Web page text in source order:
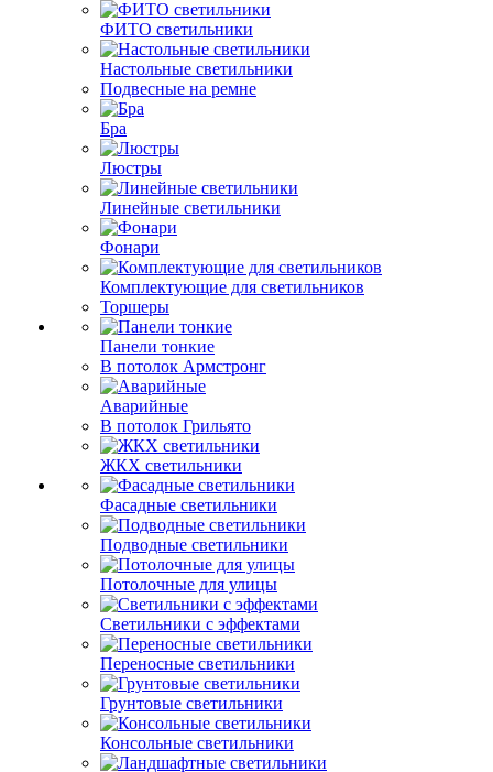
ФИТО светильники
Настольные светильники
Подвесные на ремне
Бра
Люстры
Линейные светильники
Фонари
Комплектующие для светильников
Торшеры
Панели тонкие
В потолок Армстронг
Аварийные
В потолок Грильято
ЖКХ светильники
Фасадные светильники
Подводные светильники
Потолочные для улицы
Светильники с эффектами
Переносные светильники
Грунтовые светильники
Консольные светильники